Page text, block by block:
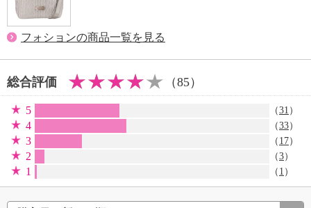
フォションの商品一覧を見る
総合評価 （85）
5 （31 ）
4 （33）
3 （ 17）
2 （3）
1 （ 1 ）